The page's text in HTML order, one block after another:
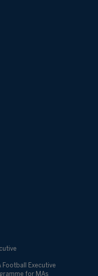
Football Executive
for MAs